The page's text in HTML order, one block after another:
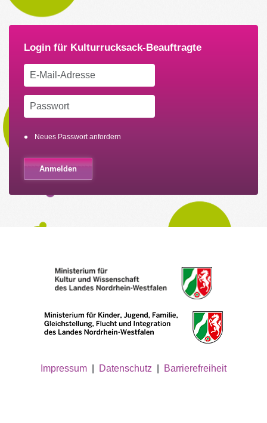
Neues Passwort anfordern
Impressum Datenschutz Barrierefreiheit